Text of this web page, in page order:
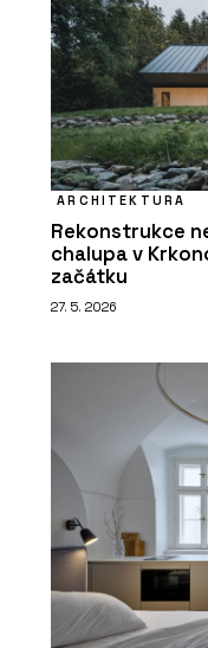
ARCHITEKTURA
Rekonstrukce
chalupa v
začátku
27. 5. 2026